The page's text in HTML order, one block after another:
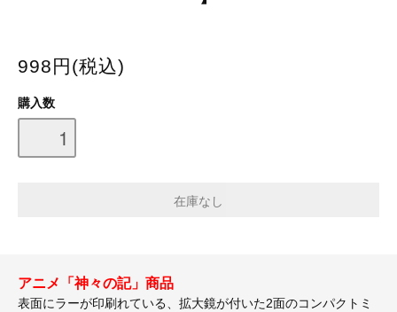
998円(税込)
購入数
アニメ「神々の記」商品
表面にラーが印刷れている、拡大鏡が付いた2面のコンパクトミ